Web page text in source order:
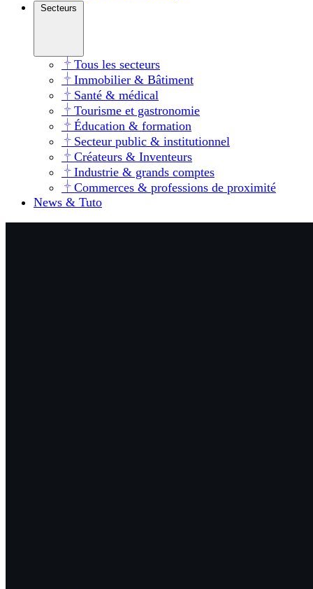
Secteurs
Tous les secteurs
Immobilier & Bâtiment
Santé & médical
Tourisme et gastronomie
Éducation & formation
Secteur public & institutionnel
Créateurs & Inventeurs
Industrie & grands comptes
Commerces & professions de proximité
News & Tuto